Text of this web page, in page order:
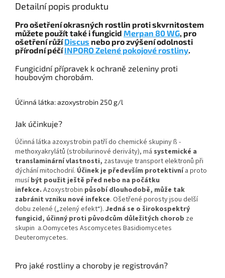
Detailní popis produktu
Pro ošetření okrasných rostlin proti skvrnitostem
můžete použít také i fungicid Merpan 80 WG, pro
ošetření růží Discus nebo pro zvýšení odolnosti
přírodní péčíINPORO Zelené pokojové rostliny.
Fungicidní přípravek k ochraně zeleniny proti
houbovým chorobám.
Účinná látka: azoxystrobin 250 g/l
Jak účinkuje?
Účinná látka azoxystrobin patří do chemické skupiny ß -
methoxyakrylátů (strobilurinové deriváty), má systemické a
translaminární vlastnosti, zastavuje transport elektronů při
dýchání mitochodrií. Účinek je především protektivní a proto
musí být použit ještě před nebo na počátku
infekce. Azoxystrobin působí dlouhodobě, může tak
zabránit vzniku nové infekce. Ošetřené porosty jsou delší
dobu zelené („zelený efekt“). Jedná se o širokospektrý
fungicid, účinný proti původcům důležitých chorob ze
skupin a.Oomycetes Ascomycetes Basidiomycetes
Deuteromycetes.
Pro jaké rostliny a choroby je registrován?